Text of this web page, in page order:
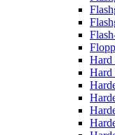
Hard
Hard